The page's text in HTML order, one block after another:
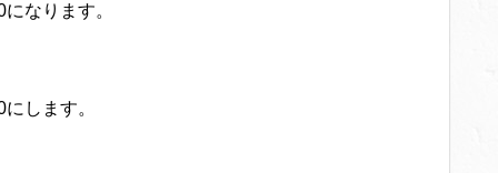
なります。
します。